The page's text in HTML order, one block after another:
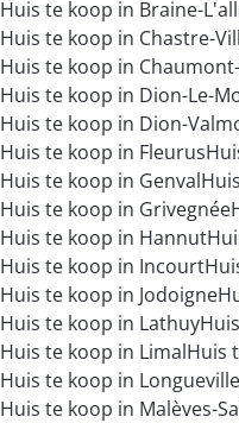
Huis te koop in Braine-
Huis te koop in Chastre-
Huis te koop in
Huis te koop in Dion-Le-
Huis te koop in Dion-
Huis te koop in Fleurus
Huis te koop in Genval
Huis te koop in Grivegnée
Huis te koop in Hannut
Huis te koop in Incourt
Huis te koop in Jodoigne
Huis te koop in Lathuy
Huis te koop in LimalHuis
Huis te koop in Longueville
Huis te koop in Malèves-